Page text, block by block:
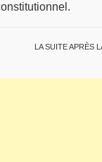
LA SUITE APRÈS